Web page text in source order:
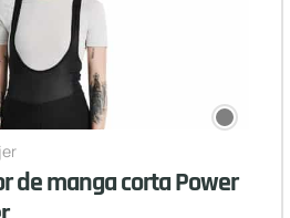
de manga corta Power